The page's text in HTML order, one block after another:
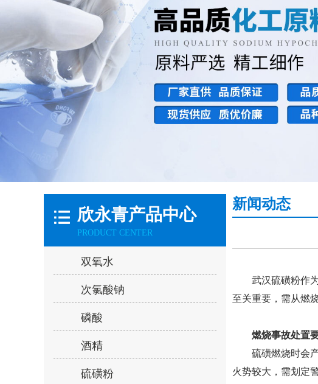
欣永青产品中心
PRODUCT CENTER
双氧水
次氯酸钠
磷酸
酒精
硫磺粉
新闻动态
武汉硫磺粉作
至关重要，需从燃
燃烧事故处置
硫磺燃烧时会产
火势较大，需划定